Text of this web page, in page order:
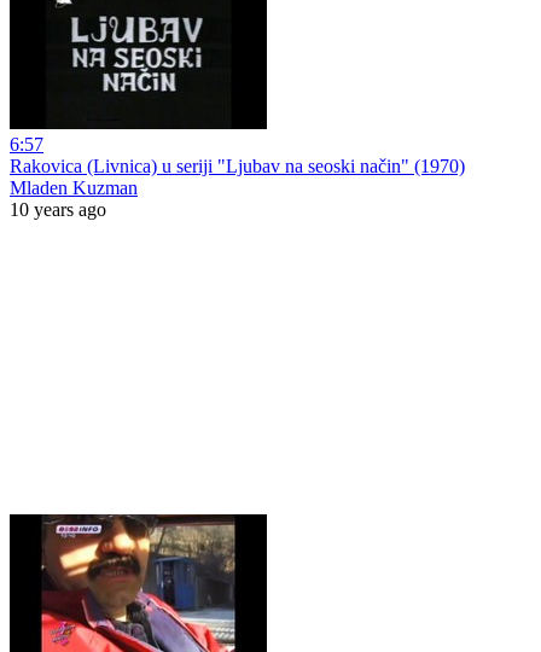
6:57
Rakovica (Livnica) u seriji "Ljubav na seoski način" (1970)
Mladen Kuzman
10 years ago